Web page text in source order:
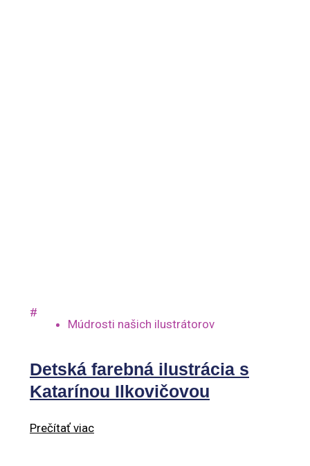
#
Múdrosti našich ilustrátorov
Detská farebná ilustrácia s
Katarínou Ilkovičovou
Prečítať viac